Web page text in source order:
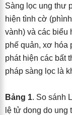
Sàng lọc ung thư
hiện tình cờ
vành) và các biểu
phế quản, xơ hóa
phát hiện các bất
pháp sàng lọc là
Bảng 1. So sánh
lệ tử dong do